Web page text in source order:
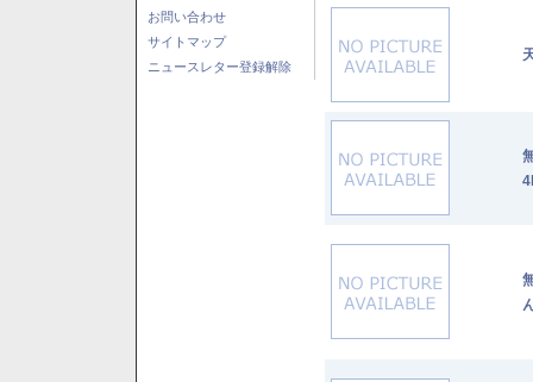
お問い合わせ
サイトマップ
ニュースレター登録解除